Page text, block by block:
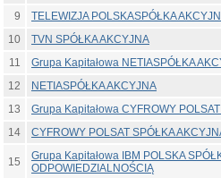
9 TELEWIZJA POLSKASPÓŁKA
10
TVN SPÓŁKA AKCYJNA
11
Grupa Kapitałowa NETIASPÓŁKA
12
NETIASPÓŁKA AKCYJNA
13
Grupa Kapitałowa CYFROWY
14
CYFROWY POLSAT SPÓŁKA
15
Grupa Kapitałowa IBM POLSKA
ODPOWIEDZIALNOŚCIĄ